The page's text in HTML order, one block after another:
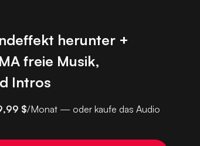
herunter +
freie Musik,
Intros
$/Monat — oder kaufe das Audio